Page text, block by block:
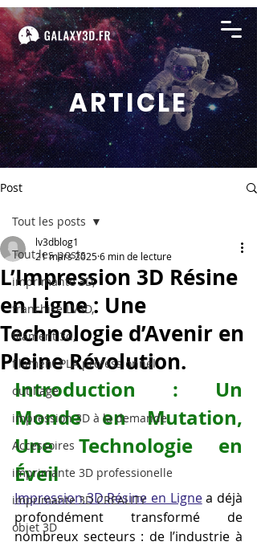
ARTICLE
Post
Tout les posts
imprimante 3D,
franchise LV3D,
filament 3d,
filament PLA professionnel
outillage
impression 3D à la demande
Accessoires
imprimante 3D professionelle
imprimante 3D CREALITY
objet 3D
Tout les posts
L’Impression 3D Résine
en Ligne : Une
Technologie d’Avenir en
Pleine Révolution.
lv3dblog1
21 mars 20256 min de lecture
Introduction : Un
Monde en Mutation,
Une Technologie en
Éveil
Impression 3D Résine en Ligne a déjà
profondément transformé de
nombreux secteurs : de l’industrie à